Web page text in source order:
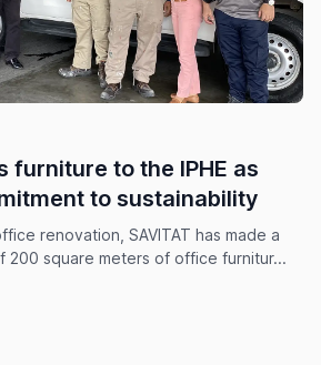
furniture to the IPHE as
to sustainability
renovation, SAVITAT has made a
200 square meters of office furnitur...